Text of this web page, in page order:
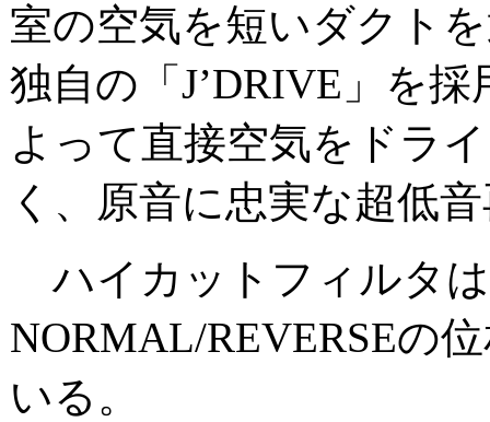
室の空気を短いダクト
独自の「J’DRIVE」を
よって直接空気をドラ
く、原音に忠実な超低
ハイカットフィルタは
NORMAL/REVERSEの
いる。